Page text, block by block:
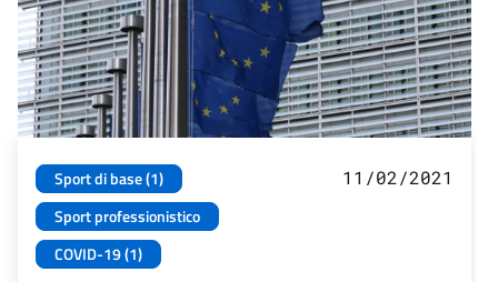
Sport di base (1)
Sport professionistico
COVID-19 (1)
11/02/2021